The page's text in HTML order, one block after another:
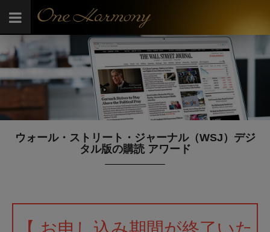
ウォール・ストリート・ジャーナル（WSJ）デジ
タル版の購読 アワード